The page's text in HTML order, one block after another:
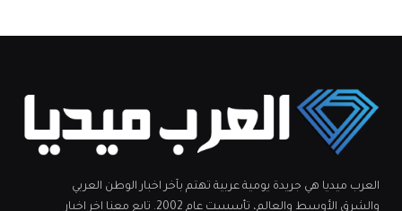
العرب ميديا هي جريدة يومية عربية تهتم بآخر اخبار الوطن العربي
والشرق الأوسط والعالم، تأسست عام 2002. تابع معنا اخر اخبار